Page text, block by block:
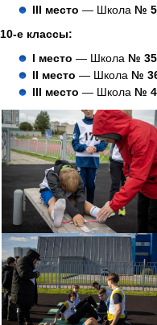
III место — Школа №
10-е классы:
I место — Школа №
II место — Школа №
III место — Школа №